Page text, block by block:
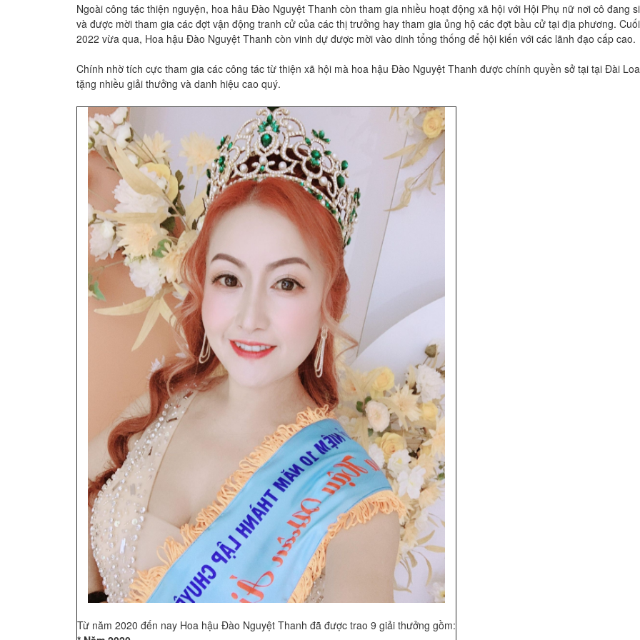
Ngoài công tác thiện nguyện, hoa hâu Đào Nguyệt Thanh còn tham gia nhiều hoạt động xã hội với Hội Phụ nữ nơi cô đang
và được mời tham gia các đợt vận động tranh cử của các thị trưởng hay tham gia ủng hộ các đợt bầu cử tại địa phương.
2022 vừa qua, Hoa hậu Đào Nguyệt Thanh còn vinh dự được mời vào dinh tổng thống để hội kiến với các lãnh đạo cấp cao.
Chính nhờ tích cực tham gia các công tác từ thiện xã hội mà hoa hậu Đào Nguyệt Thanh được chính quyền sở tại tại Đài
tặng nhiều giải thưởng và danh hiệu cao quý.
Từ năm 2020 đến nay Hoa hậu Đào Nguyệt Thanh đã được trao 9 giải thưởng gồm: